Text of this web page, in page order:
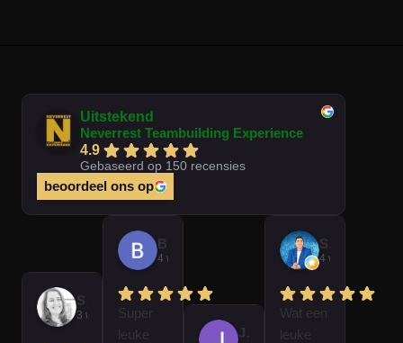
Uitstekend
Neverrest Teambuilding Experience
4.9
Gebaseerd op 150 recensies
beoordeel ons op
3 weken geleden
4 weken geleden
Super
leuke
José Van Gorkum
4 weken geleden
Wat een
leuke